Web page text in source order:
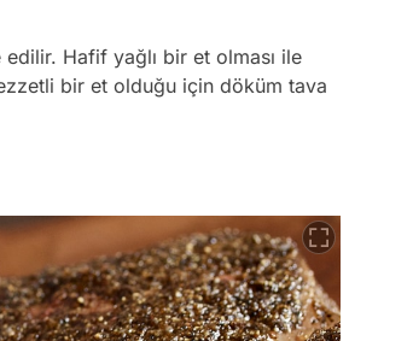
edilir. Hafif yağlı bir et olması ile
bir et olduğu için döküm tava